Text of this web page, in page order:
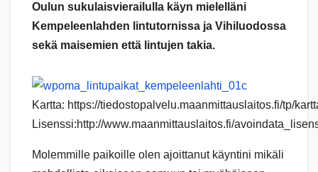
Oulun sukulaisvierailulla käyn mielelläni
Kempeleenlahden lintutornissa ja Vihiluodossa
sekä maisemien että lintujen takia.
Kartta: https://tiedostopalvelu.maanmittauslaitos.fi/tp/
Lisenssi:http://www.maanmittauslaitos.fi/
Molemmille paikoille olen ajoittanut käyntini mikäli